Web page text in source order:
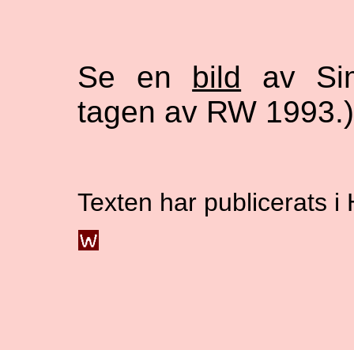
Se en bild av
tagen av RW 1993.)
Texten har publicerats i